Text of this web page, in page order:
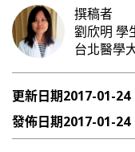
撰稿者
劉欣明 學
台北醫學
更新日期2017-01-24
發佈日期2017-01-24